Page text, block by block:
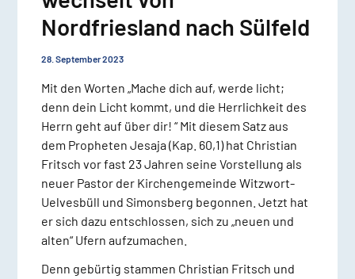
Nordfriesland nach Sülfeld
28. September 2023
Mit den Worten „Mache dich auf, werde licht;
denn dein Licht kommt, und die Herrlichkeit des
Herrn geht auf über dir! “ Mit diesem Satz aus
dem Propheten Jesaja (Kap. 60,1) hat Christian
Fritsch vor fast 23 Jahren seine Vorstellung als
neuer Pastor der Kirchengemeinde Witzwort-
Uelvesbüll und Simonsberg begonnen. Jetzt hat
er sich dazu entschlossen, sich zu „neuen und
alten“ Ufern aufzumachen.
Denn gebürtig stammen Christian Fritsch und